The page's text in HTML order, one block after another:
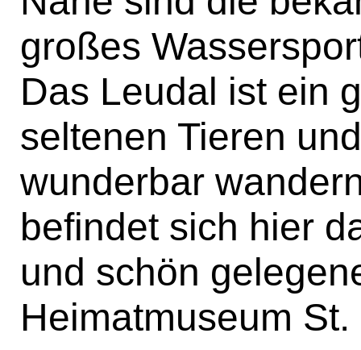
großes
Das Leudal ist ein
seltenen Tieren
wunderbar
befindet sich hier
und schön
Heimatmuseum